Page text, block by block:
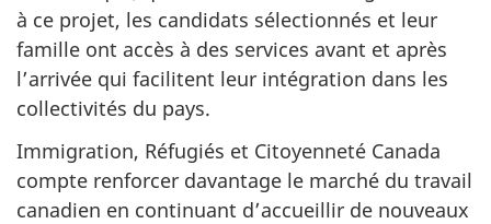
à ce projet, les candidats sélectionnés et leur
famille ont accès à des services avant et après
l’arrivée qui facilitent leur intégration dans les
collectivités du pays.
Immigration, Réfugiés et Citoyenneté Canada
compte renforcer davantage le marché du travail
canadien en continuant d’accueillir de nouveaux